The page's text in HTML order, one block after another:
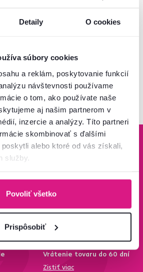
Detaily O cookies
súbory cookies
a reklám, poskytovanie funkcií
návštevnosti používame
o tom, ako používate naše
aj našim partnerom v
inzercie a analýzy. Títo partneri
skombinovať s ďalšími
alebo ktoré od vás získali,
služby.
Povoliť všetko
Prispôsobiť
ste5 produktov z5
Doprava od 199 €
zadarmo
Vrátenie tovaru do 60 dní
Zistiť viac